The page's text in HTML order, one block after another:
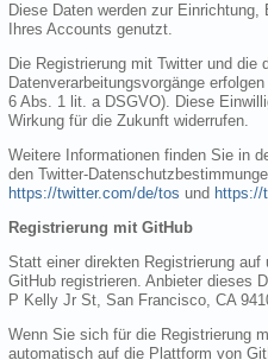
Diese Daten werden zur
Ihres Accounts genutzt.
Die Registrierung mit Twitter und die
Datenverarbeitungsvorgänge
6 Abs. 1 lit. a DSGVO). Diese
Wirkung für die Zukunft widerrufen.
Weitere Informationen finden Sie in
den Twitter-
https://twitter.com/de/tos und https://
Registrierung mit GitHub
Statt einer direkten Registrierung
GitHub registrieren. Anbieter dieses
P Kelly Jr St, San Francisco, CA
Wenn Sie sich für die Registrierung
automatisch auf die Plattform von